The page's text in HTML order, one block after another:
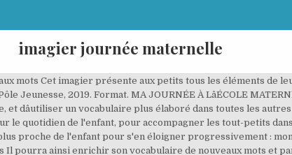
imagier journée maternelle
mots Cet imagier présente aux petits tous les éléments de
Jeunesse, 2019. Format. MA JOURNÉE À LâÉCOLE
et dâutiliser un vocabulaire plus élaboré dans toutes les
le quotidien de l'enfant, pour accompagner les tout-petits
proche de l'enfant pour s'en éloigner progressivement :
pourra ainsi enrichir son vocabulaire de nouveaux mots et